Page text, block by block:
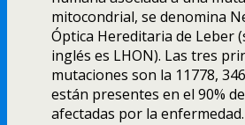
mitocondrial, se denomina
Óptica Hereditaria de Leber
inglés es LHON). Las tres
mutaciones son la 11778,
están presentes en el 90%
afectadas por la enfermedad.